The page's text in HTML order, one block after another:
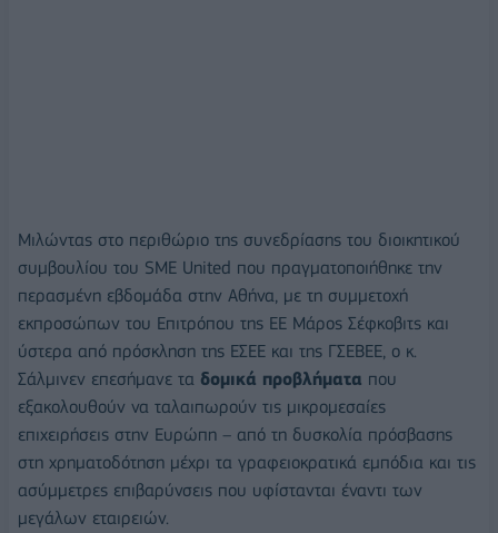
Μιλώντας στο περιθώριο της συνεδρίασης του διοικητικού
συμβουλίου του SME United που πραγματοποιήθηκε την
περασμένη εβδομάδα στην Αθήνα, με τη συμμετοχή
εκπροσώπων του Επιτρόπου της ΕΕ Μάρος Σέφκοβιτς και
ύστερα από πρόσκληση της ΕΣΕΕ και της ΓΣΕΒΕΕ, ο κ.
Σάλμινεν επεσήμανε τα δομικά προβλήματα που
εξακολουθούν να ταλαιπωρούν τις μικρομεσαίες
επιχειρήσεις στην Ευρώπη – από τη δυσκολία πρόσβασης
στη χρηματοδότηση μέχρι τα γραφειοκρατικά εμπόδια και τις
ασύμμετρες επιβαρύνσεις που υφίστανται έναντι των
μεγάλων εταιρειών.